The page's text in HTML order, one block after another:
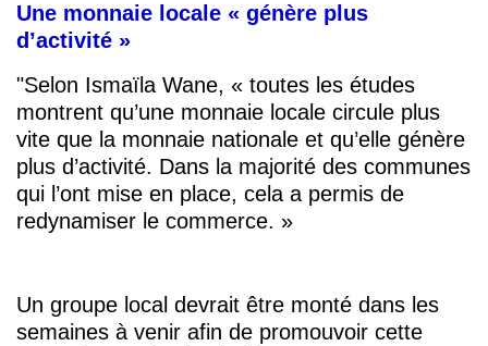
Une monnaie locale « génère plus
d’activité »
"Selon Ismaïla Wane, « toutes les études
montrent qu’une monnaie locale circule plus
vite que la monnaie nationale et qu’elle génère
plus d’activité. Dans la majorité des communes
qui l’ont mise en place, cela a permis de
redynamiser le commerce. »
Un groupe local devrait être monté dans les
semaines à venir afin de promouvoir cette